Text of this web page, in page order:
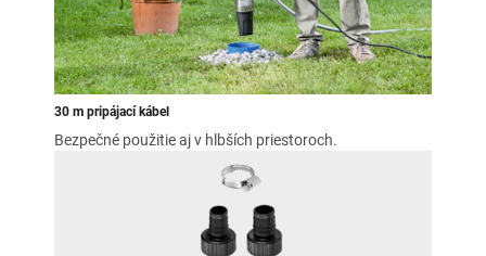
30 m pripájací kábel
Bezpečné použitie aj v hlbších priestoroch.